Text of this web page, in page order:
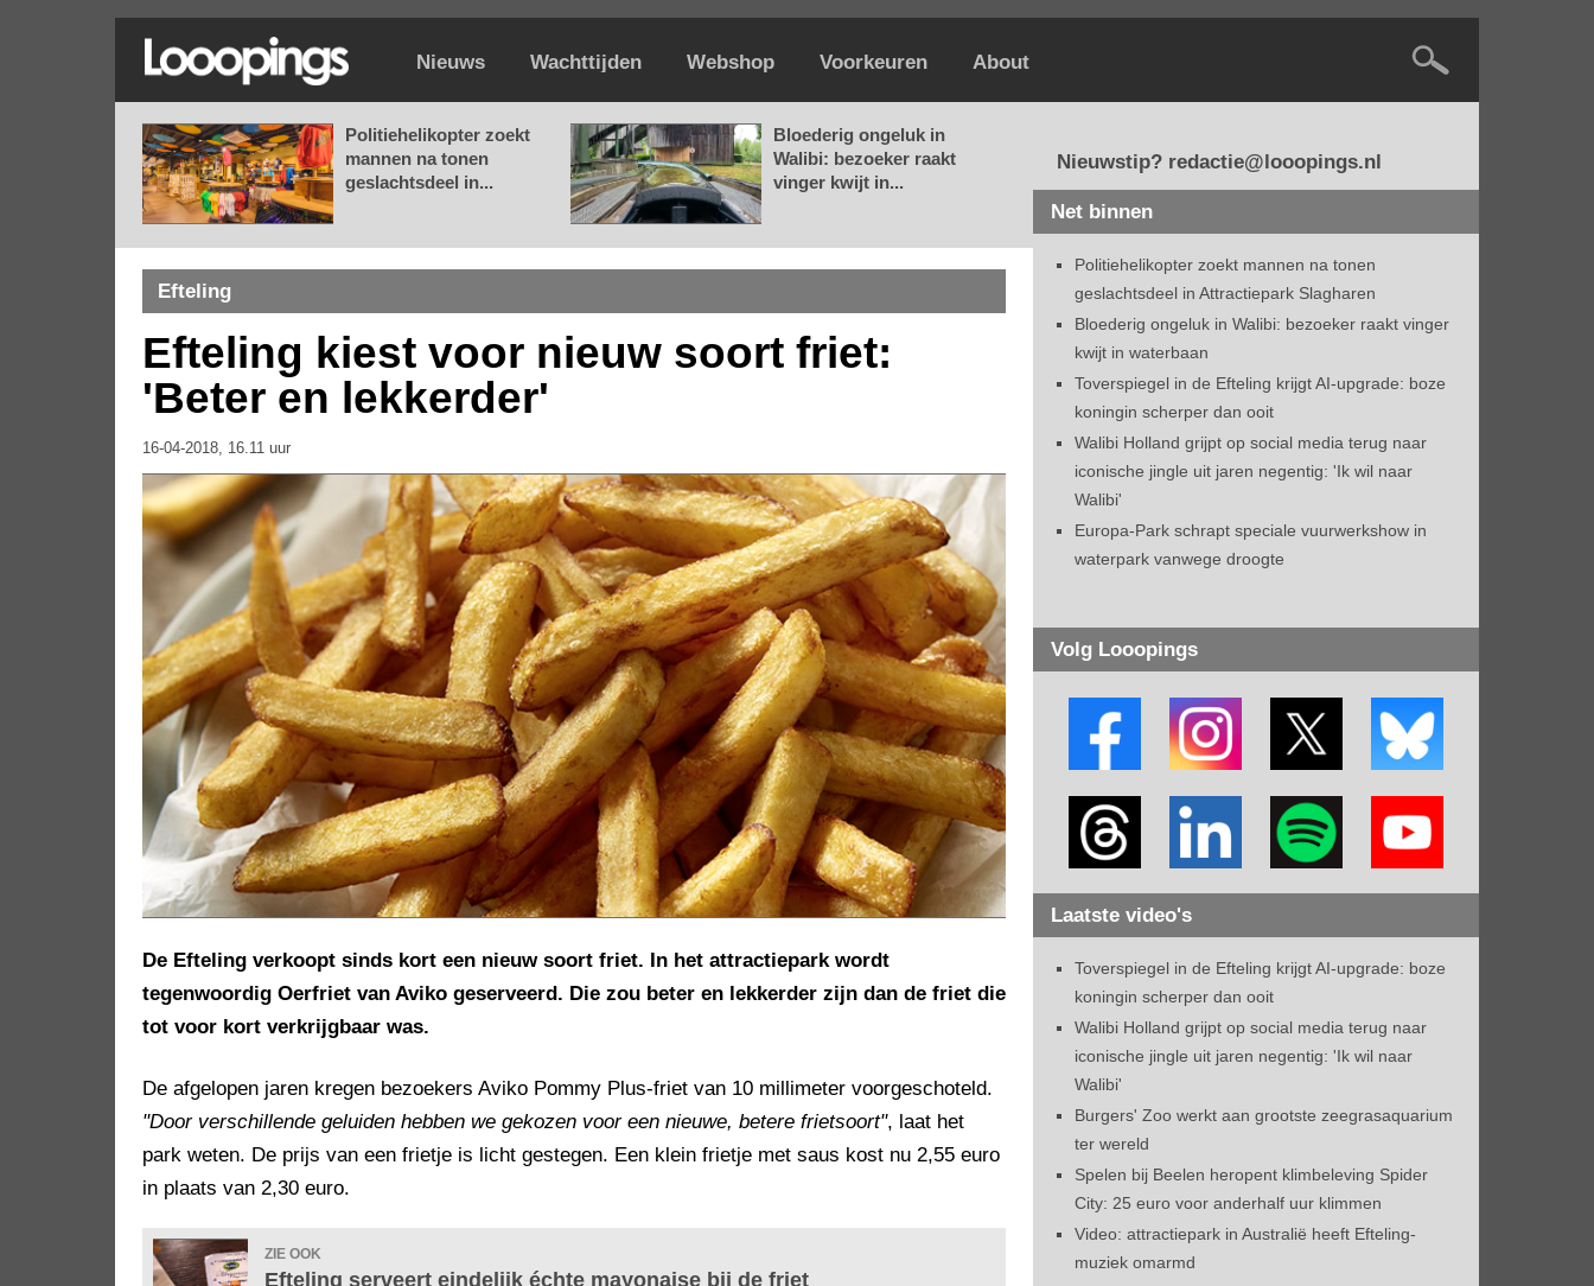
Nieuws Wachttijden Webshop Voorkeuren About
Politiehelikopter zoekt
mannen na tonen
geslachtsdeel in...
Bloederig ongeluk in
Walibi: bezoeker raakt
vinger kwijt in...
Efteling
Efteling kiest voor nieuw soort friet:
'Beter en lekkerder'
16-04-2018, 16.11 uur
De Efteling verkoopt sinds kort een nieuw soort friet. In het attractiepark wordt
tegenwoordig Oerfriet van Aviko geserveerd. Die zou beter en lekkerder zijn dan de friet die
tot voor kort verkrijgbaar was.
De afgelopen jaren kregen bezoekers Aviko Pommy Plus-friet van 10 millimeter voorgeschoteld.
"Door verschillende geluiden hebben we gekozen voor een nieuwe, betere frietsoort", laat het
park weten. De prijs van een frietje is licht gestegen. Een klein frietje met saus kost nu 2,55 euro
in plaats van 2,30 euro.
ZIE OOK
Efteling serveert eindelijk échte mayonaise bij de friet
Nieuwstip? redactie@looopings.nl
Net binnen
Politiehelikopter zoekt mannen na tonen
geslachtsdeel in Attractiepark Slagharen
Bloederig ongeluk in Walibi: bezoeker raakt vinger
kwijt in waterbaan
Toverspiegel in de Efteling krijgt AI-upgrade: boze
koningin scherper dan ooit
Walibi Holland grijpt op social media terug naar
iconische jingle uit jaren negentig: 'Ik wil naar
Walibi'
Europa-Park schrapt speciale vuurwerkshow in
waterpark vanwege droogte
Volg Looopings
Laatste video's
Toverspiegel in de Efteling krijgt AI-upgrade: boze
koningin scherper dan ooit
Walibi Holland grijpt op social media terug naar
iconische jingle uit jaren negentig: 'Ik wil naar
Walibi'
Burgers' Zoo werkt aan grootste zeegrasaquarium
ter wereld
Spelen bij Beelen heropent klimbeleving Spider
City: 25 euro voor anderhalf uur klimmen
Video: attractiepark in Australië heeft Efteling-
muziek omarmd